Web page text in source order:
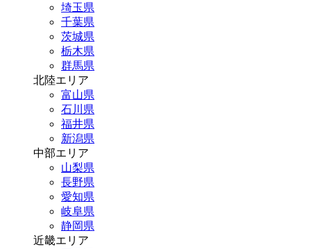
埼玉県
千葉県
茨城県
栃木県
群馬県
北陸エリア
富山県
石川県
福井県
新潟県
中部エリア
山梨県
長野県
愛知県
岐阜県
静岡県
近畿エリア